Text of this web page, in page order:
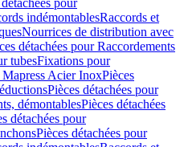
pour
indémontablesRaccords et
Nourrices de distribution avec
détachées pour Raccordements
tubesFixations pour
Acier InoxPièces
Pièces détachées pour
démontablesPièces détachées
détachées pour
Pièces détachées pour